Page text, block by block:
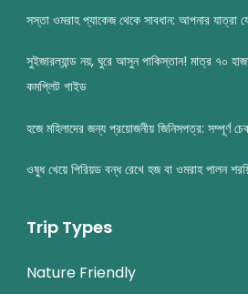
সস্তা ওমরাহ প্যাকেজ থেকে সাবধান: আপনার যাত্রা
সুইজারল্যান্ড নয়, ঘুরে আসুন পাকিস্তান! মাত্র ৭০
কমপ্লিট গাইড
হজে মহিলাদের জন্য প্রয়োজনীয় জিনিসপত্র: সম্পূর্ণ
ওষুধ খেয়ে পিরিয়ড বন্ধ রেখে হজ বা ওমরাহ পালন
Trip Types
Nature Friendly